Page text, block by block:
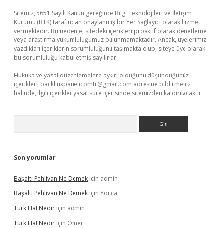
Sitemiz, 5651 Sayılı Kanun gereğince Bilgi Teknolojileri ve İletişim
Kurumu (BTK) tarafından onaylanmış bir Yer Sağlayıcı olarak hizmet
vermektedir. Bu nedenle, sitedeki içerikleri proaktif olarak denetleme
veya araştırma yükümlülüğümüz bulunmamaktadır. Ancak, üyelerimiz
yazdıkları içeriklerin sorumluluğunu taşımakta olup, siteye üye olarak
bu sorumluluğu kabul etmiş sayılırlar.
Hukuka ve yasal düzenlemelere aykırı olduğunu düşündüğünüz
içerikleri, backlinkpanelicomtr@gmail.com adresine bildirmeniz
halinde, ilgili içerikler yasal süre içerisinde sitemizden kaldırılacaktır.
Son yorumlar
Başaltı Pehlivan Ne Demek için admin
Başaltı Pehlivan Ne Demek için Yonca
Türk Hat Nedir için admin
Türk Hat Nedir için Ömer